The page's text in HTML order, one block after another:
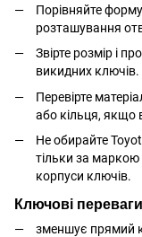
Порівняйте
розташування
Звірте розмір і
викидних ключів.
Перевірте
або кільця, якщо
Не обирайте
тільки за маркою
корпуси ключів.
Ключові переваги
зменшує прямий